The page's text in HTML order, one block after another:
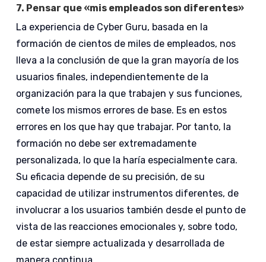
7. Pensar que «mis empleados son diferentes»
La experiencia de Cyber Guru, basada en la
formación de cientos de miles de empleados, nos
lleva a la conclusión de que la gran mayoría de los
usuarios finales, independientemente de la
organización para la que trabajen y sus funciones,
comete los mismos errores de base. Es en estos
errores en los que hay que trabajar. Por tanto, la
formación no debe ser extremadamente
personalizada, lo que la haría especialmente cara.
Su eficacia depende de su precisión, de su
capacidad de utilizar instrumentos diferentes, de
involucrar a los usuarios también desde el punto de
vista de las reacciones emocionales y, sobre todo,
de estar siempre actualizada y desarrollada de
manera continua.